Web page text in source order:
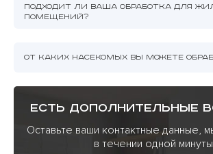
ПОДХОДИТ ЛИ ВАША ОБРАБОТКА ДЛЯ
ПОМЕЩЕНИЙ?
ОТ КАКИХ НАСЕКОМЫХ ВЫ МОЖЕТЕ
есть дополнительные
Оставьте ваши контактные данные,
в течении одной минуты